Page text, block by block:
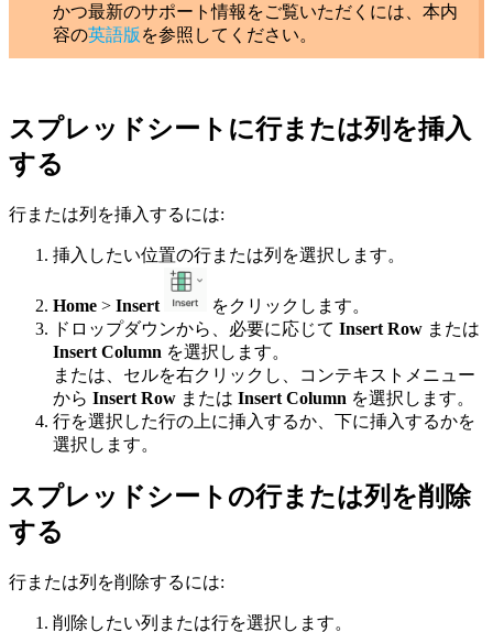
かつ最新のサポート情報をご覧いただくには、本内
容の英語版 を参照してください。
スプレッドシートに行または列を挿入
する
行または列を挿入するには:
挿入したい位置の行または列を選択します。
Home > Insert
をクリックします。
ドロップダウンから、必要に応じて Insert Row または
Insert Column を選択します。
または、セルを右クリックし、コンテキストメニュー
から Insert Row または Insert Column を選択します。
行を選択した行の上に挿入するか、下に挿入するかを
選択します。
スプレッドシートの行または列を削除
する
行または列を削除するには:
削除したい列または行を選択します。